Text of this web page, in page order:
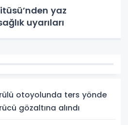
yaz
uyarıları
otoyolunda ters yönde
gözaltına alındı